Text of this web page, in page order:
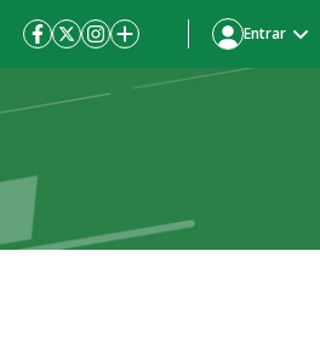
Entrar